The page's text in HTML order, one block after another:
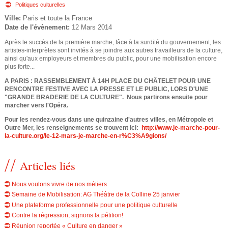
e
e
h
c
o
u
s
ê
t
e
s
i
i
Politiques culturelles
Ville: Paris et toute la France
Date de l'évènement: 12 Mars 2014
Après le succès de la première marche, fâce à la surdité du gouvernement, les
artistes-interprètes sont invités à se joindre aux autres travailleurs de la culture,
ainsi qu'aux employeurs et membres du public, pour une mobilisation encore
plus forte...
A PARIS : RASSEMBLEMENT À 14H PLACE DU CHÂTELET POUR UNE
RENCONTRE FESTIVE AVEC LA PRESSE ET LE PUBLIC, LORS D'UNE
"GRANDE BRADERIE DE LA CULTURE". Nous partirons ensuite pour
marcher vers l'Opéra.
Pour les rendez-vous dans une quinzaine d'autres villes, en Métropole et
Outre Mer, les renseignements se trouvent ici:
http://www.je-marche-pour-
la-culture.org/le-12-mars-je-marche-en-r%C3%A9gions/
Articles liés
Nous voulons vivre de nos métiers
Semaine de Mobilisation: AG Théâtre de la Colline 25 janvier
Une plateforme professionnelle pour une politique culturelle
Contre la régression, signons la pétition!
Réunion reportée « Culture en danger »